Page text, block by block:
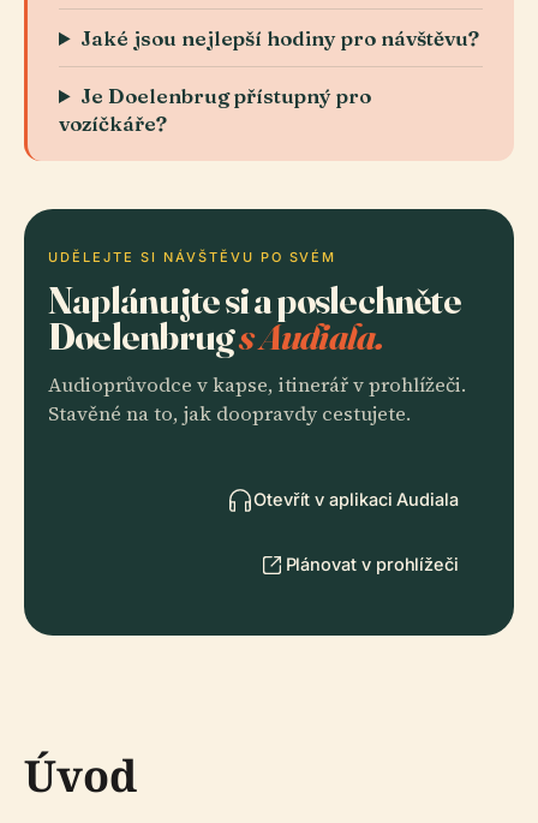
Jaké jsou nejlepší hodiny pro návštěvu?
Je Doelenbrug přístupný pro
vozíčkáře?
UDĚLEJTE SI NÁVŠTĚVU PO SVÉM
Naplánujte si a poslechněte
Doelenbrugs Audiala.
Audioprůvodce v kapse, itinerář v prohlížeči.
Stavěné na to, jak doopravdy cestujete.
Otevřít v aplikaci Audiala
Plánovat v prohlížeči
Úvod